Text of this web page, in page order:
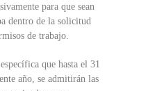
para que sean
dentro de la solicitud
de trabajo.
que hasta el 31
año, se admitirán las